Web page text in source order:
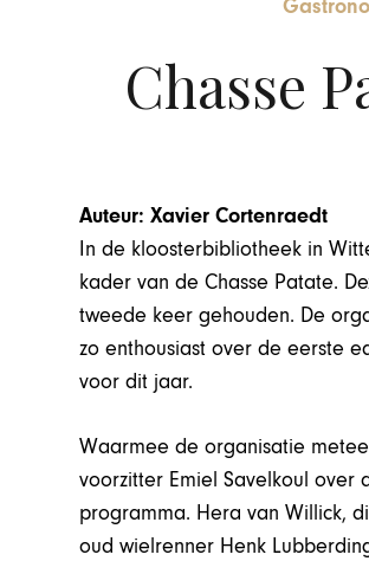
Chasse
Auteur: Xavier Cortenraedt
In de kloosterbibliotheek in
kader van de Chasse Patate.
tweede keer gehouden. De
zo enthousiast over de eerste
voor dit jaar.
Waarmee de organisatie
voorzitter Emiel Savelkoul over
programma. Hera van Willick,
oud wielrenner Henk